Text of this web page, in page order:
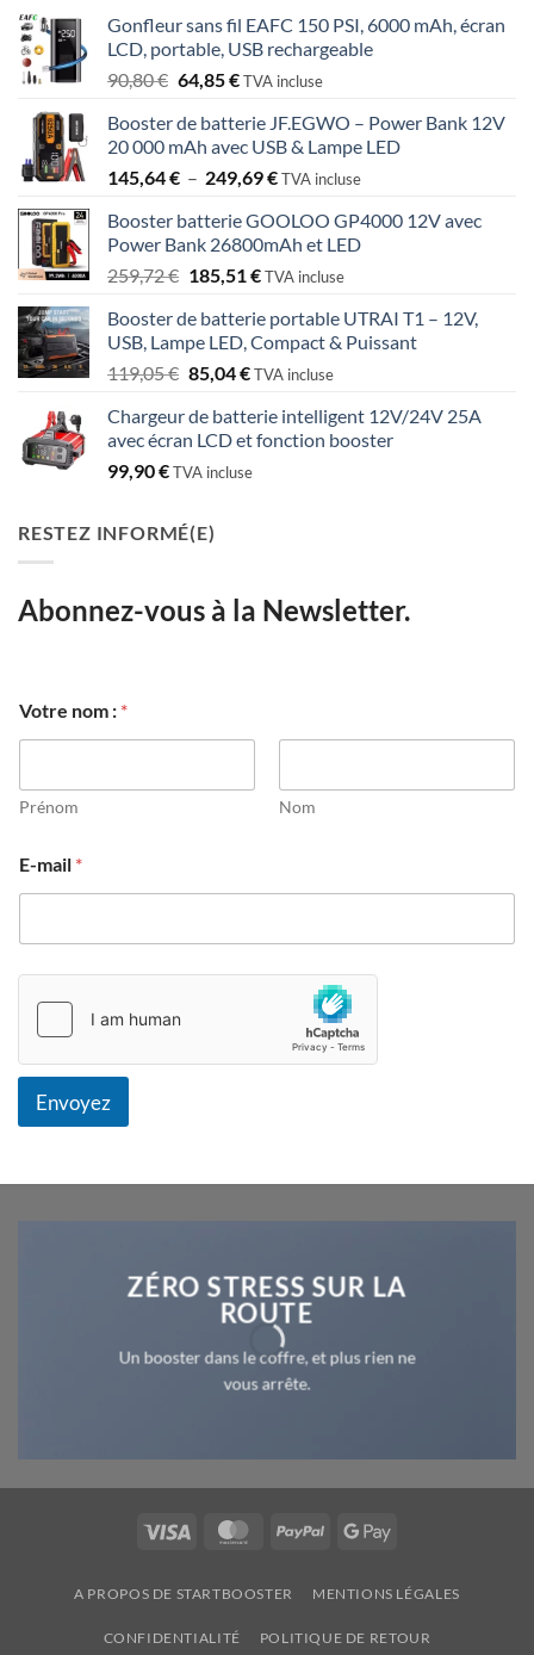
78,76 €
Gonfleur sans fil EAFC 150 PSI, 6000 mAh, écran
LCD, portable, USB rechargeable
90,80€ Le
initial
était :
90,80 €.
64,85€Le
actuel
est :
64,85 €.
TVA incluse
Booster de batterie JF.EGWO – Power Bank 12V
20 000 mAh avec USB & Lampe LED
145,64€ – 249,69€Plage
prix :
145,64 €
à
TVA incluse
Booster batterie GOOLOO GP4000 12V avec
Power Bank 26800mAh et LED
259,72€ Le
initial
était :
259,72 €.
185,51€Le
actuel
est :
185,51 €.
TVA incluse
Booster de batterie portable UTRAI T1 – 12V,
USB, Lampe LED, Compact & Puissant
119,05€ Le
initial
était :
119,05 €.
85,04€Le
actuel
est :
85,04 €.
TVA incluse
Chargeur de batterie intelligent 12V/24V 25A
avec écran LCD et fonction booster
99,90€TVA incluse
RESTEZ INFORMÉ(E)
Abonnez-vous à la Newsletter.
Votre nom : *
Prénom Nom
-
m
i
:
r
E-mail *
Envoyez
ZÉRO STRESS SUR LA
ROUTE
Un booster dans le coffre, et plus rien ne
vous arrête.
Visa MasterCardPayPal
Google
A PROPOS DE STARTBOOSTER MENTIONS LÉGALES
CONFIDENTIALITÉ POLITIQUE DE RETOUR